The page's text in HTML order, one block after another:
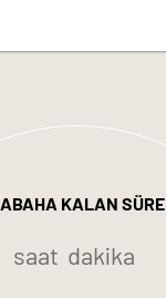
KALAN SÜRE
saat dakika